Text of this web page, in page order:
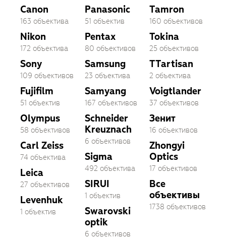
Canon
163 объектива
Nikon
172 объектива
Sony
109 объективов
Fujifilm
51 объектив
Olympus
58 объективов
Carl Zeiss
74 объектива
Leica
27 объективов
Levenhuk
1 объектив
Panasonic
51 объектив
Pentax
80 объективов
Samsung
23 объектива
Samyang
167 объективов
Schneider
Kreuznach
6 объективов
Sigma
492 объектива
SIRUI
1 объектив
Swarovski
optik
6 объективов
Tamron
160 объективов
Tokina
25 объективов
TTartisan
2 объектива
Voigtlander
37 объективов
Зенит
16 объективов
Zhongyi
Optics
17 объективов
Все
объективы
1738 объективов